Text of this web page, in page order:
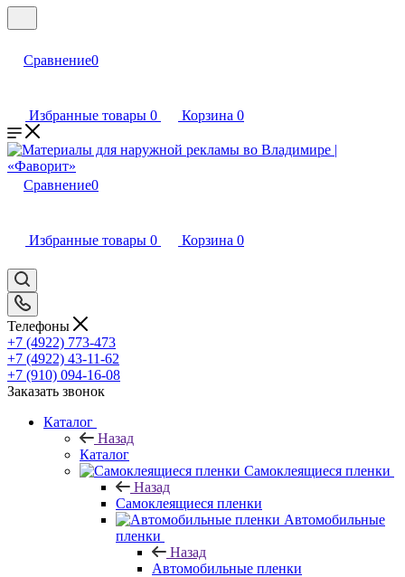
Сравнение0
Избранные товары 0 Корзина 0
Сравнение0
Избранные товары 0 Корзина 0
Телефоны
+7 (4922) 773-473
+7 (4922) 43-11-62
+7 (910) 094-16-08
Заказать звонок
Каталог
Назад
Каталог
Самоклеящиеся пленки
Назад
Самоклеящиеся пленки
Автомобильные
пленки
Назад
Автомобильные пленки